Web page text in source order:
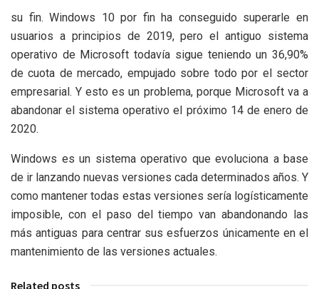
su fin. Windows 10 por fin ha conseguido superarle en
usuarios a principios de 2019, pero el antiguo sistema
operativo de Microsoft todavía sigue teniendo un 36,90%
de cuota de mercado, empujado sobre todo por el sector
empresarial. Y esto es un problema, porque Microsoft va a
abandonar el sistema operativo el próximo 14 de enero de
2020.
Windows es un sistema operativo que evoluciona a base
de ir lanzando nuevas versiones cada determinados años. Y
como mantener todas estas versiones sería logísticamente
imposible, con el paso del tiempo van abandonando las
más antiguas para centrar sus esfuerzos únicamente en el
mantenimiento de las versiones actuales.
Related posts